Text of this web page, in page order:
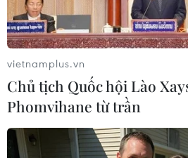
trạng cảnh giác cao độ
vietnamplus.vn
Chủ tịch Quốc hội Lào
Phomvihane từ trần